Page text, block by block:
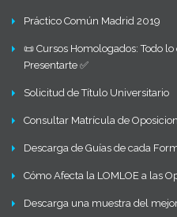
Práctico Común Madrid 2019
📜 Cursos Homologados: Todo
Presentarte ✅
Solicitud de Título Universitario
Consultar Matrícula de
Descarga de Guías de cada
Cómo Afecta la LOMLOE a las
Descarga una muestra del